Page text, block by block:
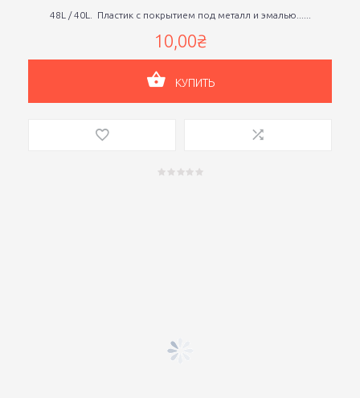
48L / 40L. Пластик с покрытием под металл и эмалью......
10,00₴
КУПИТЬ